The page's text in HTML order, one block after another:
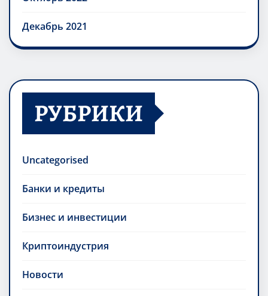
Декабрь 2021
РУБРИКИ
Uncategorised
Банки и кредиты
Бизнес и инвестиции
Криптоиндустрия
Новости